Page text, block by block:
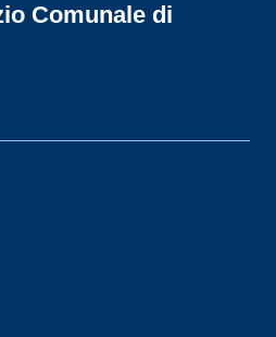
Comunale di